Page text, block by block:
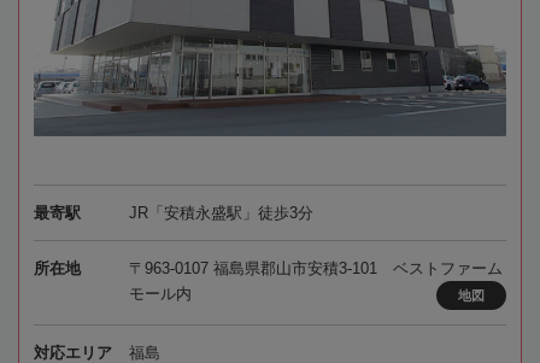
最寄駅 JR「安積永盛駅」徒歩3分
所在地
〒963-0107 福島県郡山市安積3-101 ベストファーム
モール内
地図
対応エリア 福島